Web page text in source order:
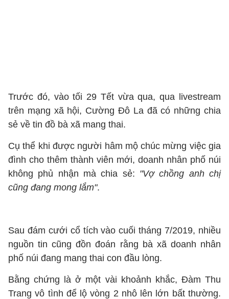
Trước đó, vào tối 29 Tết vừa qua, qua livestream
trên mạng xã hội, Cường Đô La đã có những chia
sẻ về tin đồ bà xã mang thai.
Cụ thể khi được người hâm mộ chúc mừng việc gia
đình cho thêm thành viên mới, doanh nhân phố núi
không phủ nhận mà chia sẻ: "Vợ chồng anh chị
cũng đang mong lắm".
Sau đám cưới cổ tích vào cuối tháng 7/2019, nhiều
nguồn tin cũng đồn đoán rằng bà xã doanh nhân
phố núi đang mang thai con đầu lòng.
Bằng chứng là ở một vài khoảnh khắc, Đàm Thu
Trang vô tình để lộ vòng 2 nhô lên lớn bất thường.